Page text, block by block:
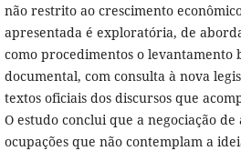
não restrito ao crescimento
apresentada é exploratória, de
como procedimentos o levantamento
documental, com consulta à nova
textos oficiais dos discursos que
O estudo conclui que a negociação
ocupações que não contemplam a